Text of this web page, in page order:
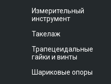
Измерительный
инструмент
Такелаж
Трапецеидальные
гайки и винты
Шариковые опоры